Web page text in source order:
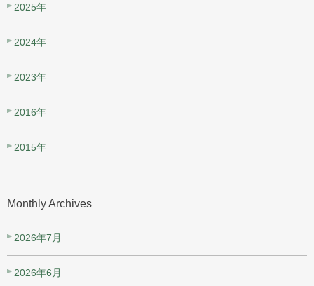
2025年
2024年
2023年
2016年
2015年
Monthly Archives
2026年7月
2026年6月